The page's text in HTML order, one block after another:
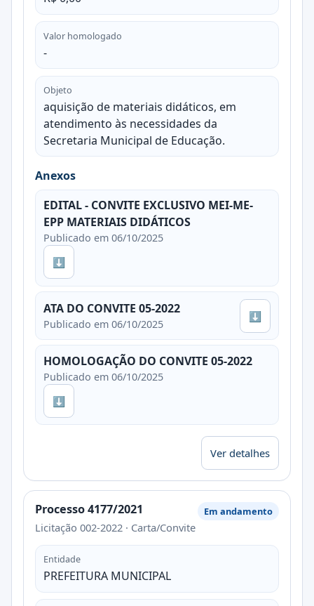
Valor homologado
-
Objeto
aquisição de materiais didáticos, em
atendimento às necessidades da
Secretaria Municipal de Educação.
Anexos
EDITAL - CONVITE EXCLUSIVO MEI-ME-
EPP MATERIAIS DIDÁTICOS
Publicado em 06/10/2025
⬇
ATA DO CONVITE 05-2022
Publicado em 06/10/2025
⬇
HOMOLOGAÇÃO DO CONVITE 05-2022
Publicado em 06/10/2025
⬇
Ver detalhes
Processo 4177/2021
Licitação 002-2022 · Carta/Convite
Em andamento
Entidade
PREFEITURA MUNICIPAL